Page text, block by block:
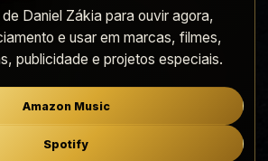
Daniel Zákia para ouvir agora,
e usar em marcas, filmes,
publicidade e projetos especiais.
Amazon Music
Spotify